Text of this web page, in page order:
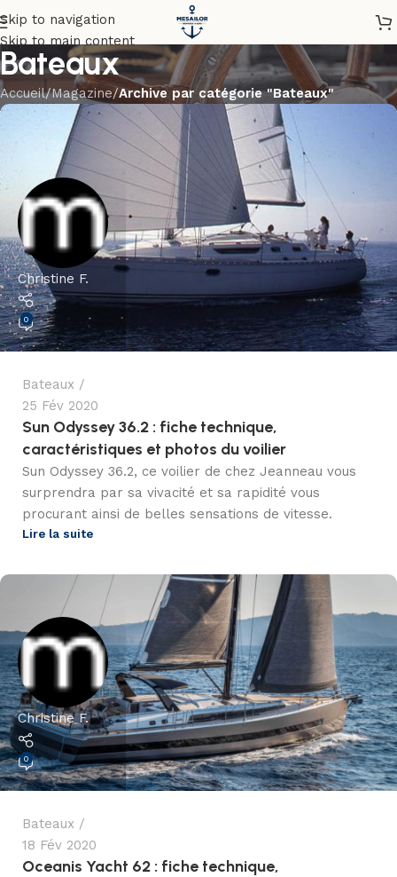
Skip to navigation
Skip to main content
Bateaux
Accueil/Magazine/Archive par catégorie "Bateaux"
Christine F.
0
Bateaux
25 Fév 2020
Sun Odyssey 36.2 : fiche technique,
caractéristiques et photos du voilier
Sun Odyssey 36.2, ce voilier de chez Jeanneau vous
surprendra par sa vivacité et sa rapidité vous
procurant ainsi de belles sensations de vitesse.
Lire la suite
Christine F.
0
Bateaux
18 Fév 2020
Oceanis Yacht 62 : fiche technique,